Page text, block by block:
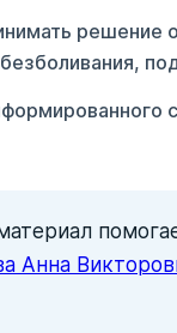
решение
Анна